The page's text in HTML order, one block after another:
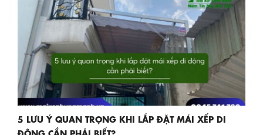
5 LƯU Ý QUAN TRỌNG KHI LẮP ĐẶT MÁI XẾP DI
ĐỘNG CẦN PHẢI BIẾT?